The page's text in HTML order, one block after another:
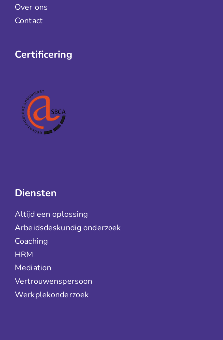
Over ons
Contact
Certificering
Diensten
Altijd een oplossing
Arbeidsdeskundig onderzoek
Coaching
HRM
Mediation
Vertrouwenspersoon
Werkplekonderzoek